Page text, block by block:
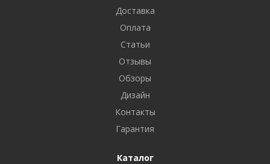
Доставка
Оплата
Статьи
Отзывы
Обзоры
Дизайн
Контакты
Гарантия
Каталог